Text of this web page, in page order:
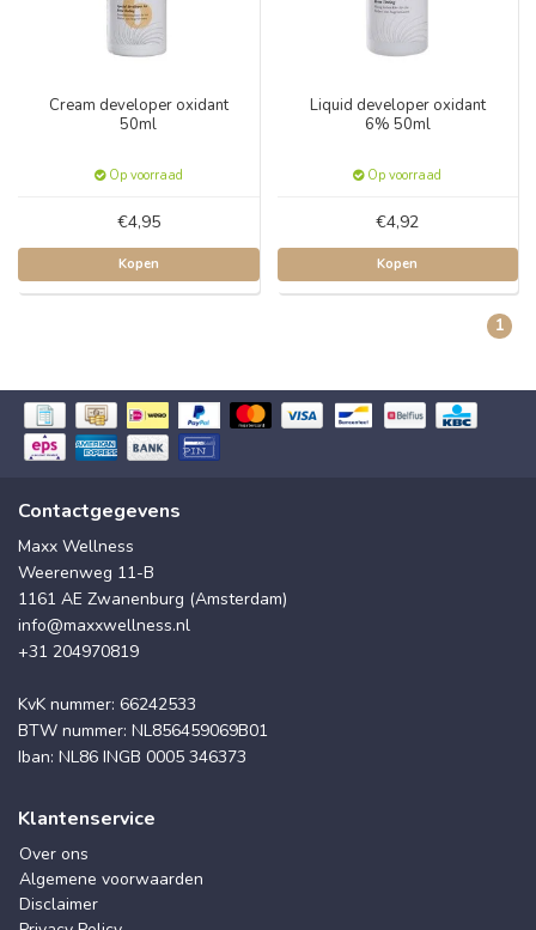
Cream developer oxidant
50ml
Op voorraad
€4,95
Kopen
Liquid developer oxidant
6% 50ml
Op voorraad
€4,92
Kopen
1
Contactgegevens
Maxx Wellness
Weerenweg 11-B
1161 AE Zwanenburg (Amsterdam)
info@maxxwellness.nl
+31 204970819
KvK nummer: 66242533
BTW nummer: NL856459069B01
Iban: NL86 INGB 0005 346373
Klantenservice
Over ons
Algemene voorwaarden
Disclaimer